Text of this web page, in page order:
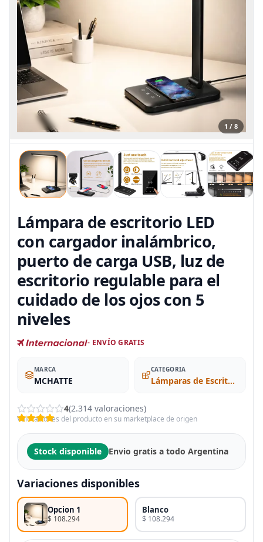
1 / 8
Lámpara de escritorio LED
con cargador inalámbrico,
puerto de carga USB, luz de
escritorio regulable para el
cuidado de los ojos con 5
niveles
- ENVÍO GRATIS
MARCA
MCHATTE
CATEGORIA
Lámparas de Escritorio
4(2.314 valoraciones)
Valoraciones del producto en su marketplace de origen
Stock disponible Envio gratis a todo Argentina
Variaciones disponibles
Opcion 1
$ 108.294
Blanco
$ 108.294